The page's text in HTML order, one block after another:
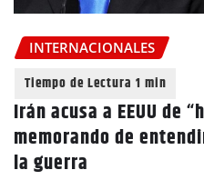
INTERNACIONALES
Irán acusa a EEUU de
memorando de
la guerra